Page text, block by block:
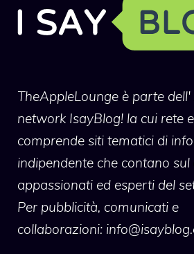
TheAppleLounge è parte dell'
network IsayBlog! la cui rete
comprende siti tematici di
indipendente che contano
appassionati ed esperti del
Per pubblicità, comunicati e
collaborazioni: